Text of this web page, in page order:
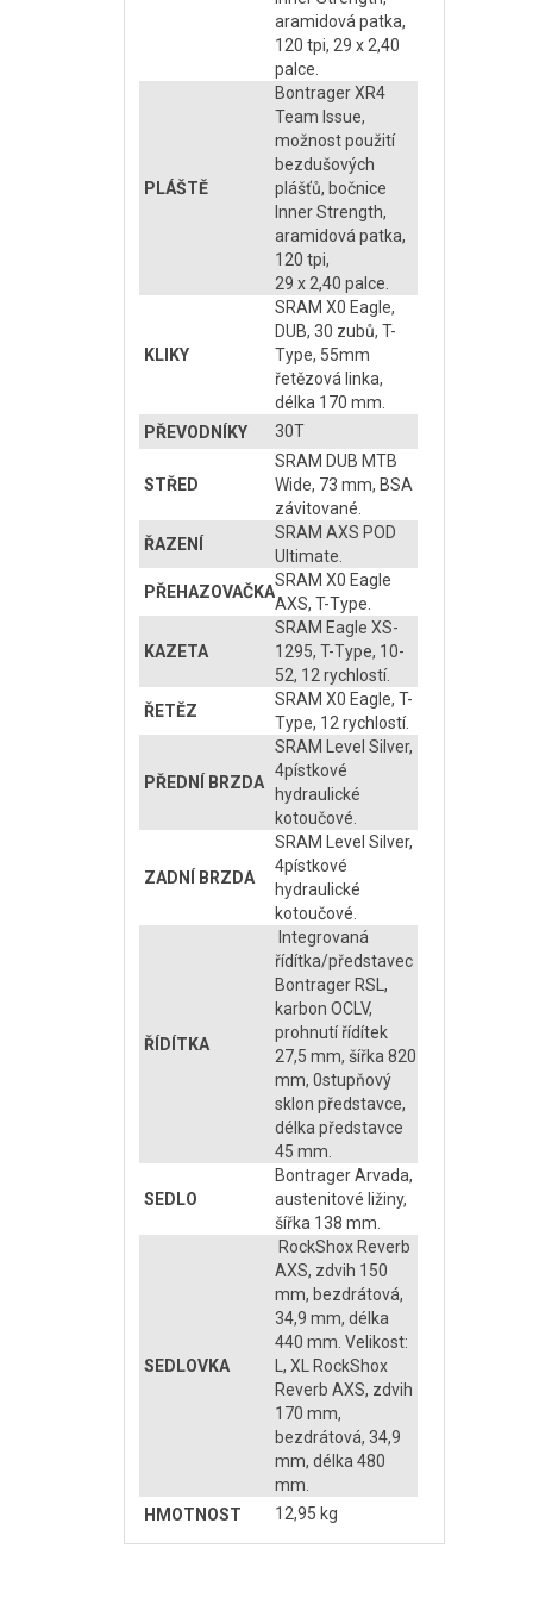
aramidová patka,
120 tpi, 29 x 2,40
palce.
PLÁŠTĚ
Bontrager XR4
Team Issue,
možnost použití
bezdušových
plášťů, bočnice
Inner Strength,
aramidová patka,
120 tpi,
29 x 2,40 palce.
KLIKY
SRAM X0 Eagle,
DUB, 30 zubů, T-
Type, 55mm
řetězová linka,
délka 170 mm.
PŘEVODNÍKY
30T
STŘED
SRAM DUB MTB
Wide, 73 mm, BSA
závitované.
ŘAZENÍ
SRAM AXS POD
Ultimate.
PŘEHAZOVAČKA
SRAM X0 Eagle
AXS, T-Type.
KAZETA
SRAM Eagle XS-
1295, T-Type, 10-
52, 12 rychlostí.
ŘETĚZ
SRAM X0 Eagle, T-
Type, 12 rychlostí.
PŘEDNÍ BRZDA
SRAM Level Silver,
4pístkové
hydraulické
kotoučové.
ZADNÍ BRZDA
SRAM Level Silver,
4pístkové
hydraulické
kotoučové.
ŘÍDÍTKA
Integrovaná
řídítka/představec
Bontrager RSL,
karbon OCLV,
prohnutí řídítek
27,5 mm, šířka 820
mm, 0stupňový
sklon představce,
délka představce
45 mm.
SEDLO
Bontrager Arvada,
austenitové ližiny,
šířka 138 mm.
SEDLOVKA
RockShox Reverb
AXS, zdvih 150
mm, bezdrátová,
34,9 mm, délka
440 mm. Velikost:
L, XL RockShox
Reverb AXS, zdvih
170 mm,
bezdrátová, 34,9
mm, délka 480
mm.
HMOTNOST
12,95 kg